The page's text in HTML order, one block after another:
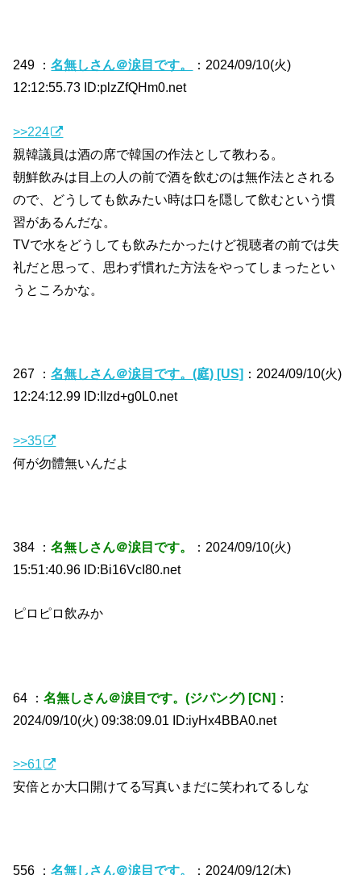
249 ：名無しさん＠涙目です。
：2024/09/10(火)
12:12:55.73 ID:plzZfQHm0.net
>>224
親韓議員は酒の席で韓国の作法として教わる。
朝鮮飲みは目上の人の前で酒を飲むのは無作法とされる
ので、どうしても飲みたい時は口を隠して飲むという慣
習があるんだな。
TVで水をどうしても飲みたかったけど視聴者の前では失
礼だと思って、思わず慣れた方法をやってしまったとい
うところかな。
267 ：名無しさん＠涙目です。(庭) [US] ：2024/09/10(火)
12:24:12.99 ID:IIzd+g0L0.net
>>35
何が勿體無いんだよ
384 ：名無しさん＠涙目です。
：2024/09/10(火)
15:51:40.96 ID:Bi16VcI80.net
ピロピロ飲みか
64 ：名無しさん＠涙目です。(ジパング) [CN] ：
2024/09/10(火) 09:38:09.01 ID:iyHx4BBA0.net
>>61
安倍とか大口開けてる写真いまだに笑われてるしな
556 ：名無しさん＠涙目です。 ：2024/09/12(木)